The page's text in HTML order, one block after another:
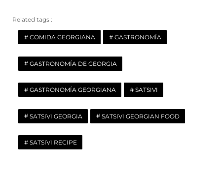
Related tags :
COMIDA GEORGIANA GASTRONOMÍA
GASTRONOMÍA DE GEORGIA
GASTRONOMÍA GEORGIANA SATSIVI
SATSIVI GEORGIA SATSIVI GEORGIAN FOOD
SATSIVI RECIPE